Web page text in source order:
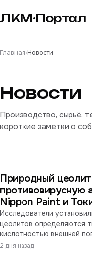
ЛКМ·Портал
Главная›Новости
Новости
Производство, сырьё,
короткие заметки о
Природный
противовирусную
Nippon Paint и
Исследователи
цеолитов определяются
кислотностью внешней
показал исключительно
2 дня назад